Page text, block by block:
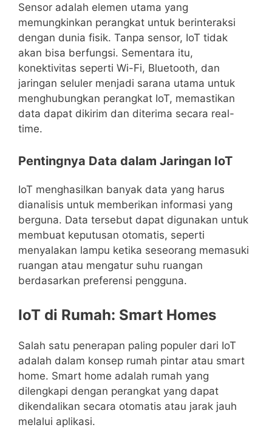
Sensor adalah elemen utama yang
memungkinkan perangkat untuk berinteraksi
dengan dunia fisik. Tanpa sensor, IoT tidak
akan bisa berfungsi. Sementara itu,
konektivitas seperti Wi-Fi, Bluetooth, dan
jaringan seluler menjadi sarana utama untuk
menghubungkan perangkat IoT, memastikan
data dapat dikirim dan diterima secara real-
time.
Pentingnya Data dalam Jaringan IoT
IoT menghasilkan banyak data yang harus
dianalisis untuk memberikan informasi yang
berguna. Data tersebut dapat digunakan untuk
membuat keputusan otomatis, seperti
menyalakan lampu ketika seseorang memasuki
ruangan atau mengatur suhu ruangan
berdasarkan preferensi pengguna.
IoT di Rumah: Smart Homes
Salah satu penerapan paling populer dari IoT
adalah dalam konsep rumah pintar atau smart
home. Smart home adalah rumah yang
dilengkapi dengan perangkat yang dapat
dikendalikan secara otomatis atau jarak jauh
melalui aplikasi.